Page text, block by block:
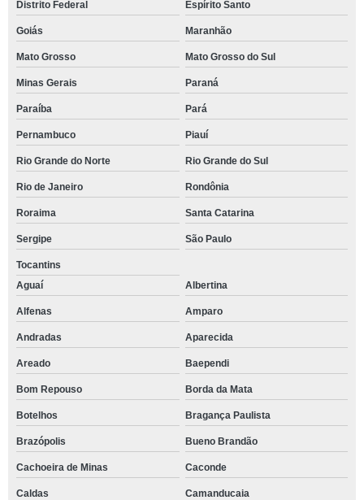
Distrito Federal Espírito Santo
Goiás Maranhão
Mato Grosso Mato Grosso do Sul
Minas Gerais Paraná
Paraíba Pará
Pernambuco Piauí
Rio Grande do Norte Rio Grande do Sul
Rio de Janeiro Rondônia
Roraima Santa Catarina
Sergipe São Paulo
Tocantins
Aguaí
Albertina
Alfenas Amparo
Andradas Aparecida
Areado Baependi
Bom Repouso Borda da Mata
Botelhos Bragança Paulista
Brazópolis Bueno Brandão
Cachoeira de Minas Caconde
Caldas Camanducaia